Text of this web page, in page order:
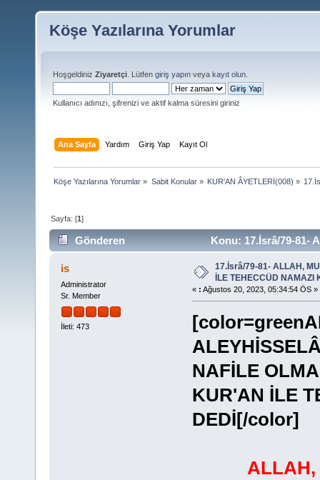
Köşe Yazılarına Yorumlar
Hoşgeldiniz Ziyaretçi . Lütfen giriş yapın veya kayıt olun
Kullanıcı adınızı, şifrenizi ve aktif kalma süresini giriniz
Ana Sayfa Yardım Giriş Yap Kayıt Ol
Köşe Yazılarına Yorumlar » Sabit Konular» KUR'AN ÂYETLERİ(008) »
Sayfa: [1]
Gönderen
Konu: 17.İsrâ/79-81-
DEDİ (Okunma sayısı 19606 defa)
is
Administrator
Sr. Member
İleti: 473
17.İsrâ/79-81- ALLAH,
İLE TEHECCÜD NAMAZI
« : Ağustos 20, 2023, 05:34:54 ÖS »
NAFİLE
KUR'AN İLE
DEDİ[/color]
ALLAH,